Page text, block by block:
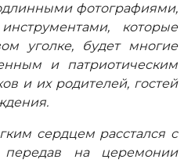
фотографиями,
которые
уголке, будет многие
и патриотическим
и их родителей, гостей
сердцем расстался с
передав на церемонии